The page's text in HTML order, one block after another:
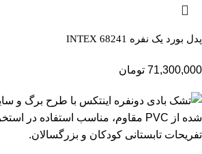
پدل بورد یک نفره INTEX 68241
71,300,000 تومان